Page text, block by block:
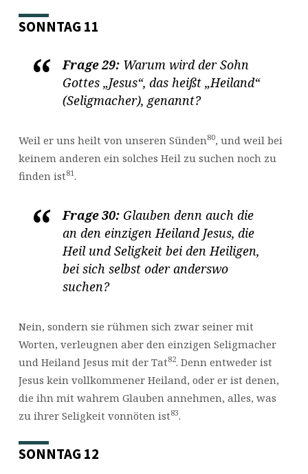
SONNTAG 11
Frage 29:Warum wird der Sohn
Gottes „Jesus“, das heißt „Heiland“
(Seligmacher), genannt?
Weil er uns heilt von unseren Sünden80, und weil bei
keinem anderen ein solches Heil zu suchen noch zu
finden ist81.
Frage 30:Glauben denn auch die
an den einzigen Heiland Jesus, die
Heil und Seligkeit bei den Heiligen,
bei sich selbst oder anderswo
suchen?
Nein, sondern sie rühmen sich zwar seiner mit
Worten, verleugnen aber den einzigen Seligmacher
und Heiland Jesus mit der Tat82. Denn entweder ist
Jesus kein vollkommener Heiland, oder er ist denen,
die ihn mit wahrem Glauben annehmen, alles, was
zu ihrer Seligkeit vonnöten ist83.
SONNTAG 12